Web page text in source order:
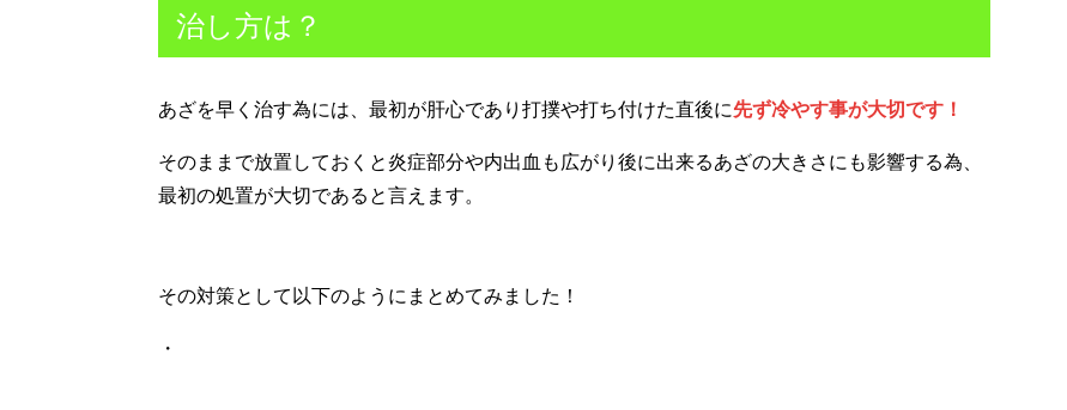
治し方は？
あざを早く治す為には、最初が肝心であり打撲や打ち付けた直後に先ず冷やす事が大切です！
そのままで放置しておくと炎症部分や内出血も広がり後に出来るあざの大きさにも影響する為、
最初の処置が大切であると言えます。
その対策として以下のようにまとめてみました！
・